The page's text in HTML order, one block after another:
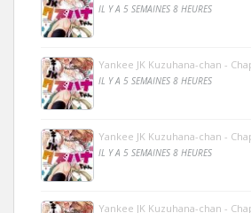
IL Y A 5 SEMAINES 8 HEURES
Yankee JK Kuzuhana-chan -
IL Y A 5 SEMAINES 8 HEURES
Yankee JK Kuzuhana-chan -
IL Y A 5 SEMAINES 8 HEURES
Yankee JK Kuzuhana-chan -